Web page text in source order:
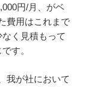
円/月、がベ
費用はこれまで
く見積もって
す。
我が社において